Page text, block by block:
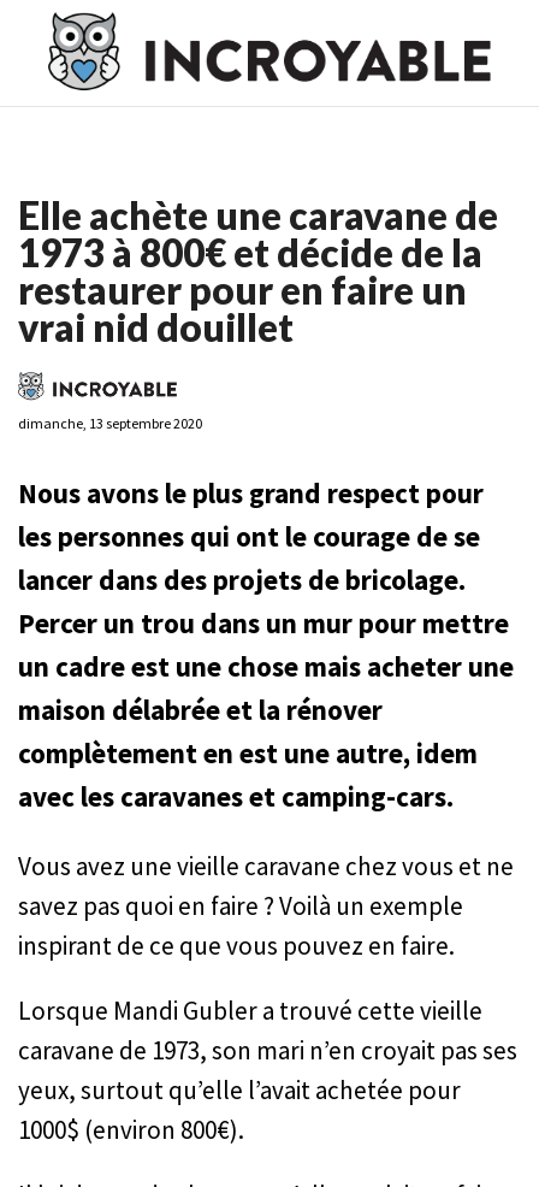
Casino En Ligne France
Casino En Ligne France
Ligne
Elle achète une caravane de
1973 à 800€ et décide de la
restaurer pour en faire un
vrai nid douillet
dimanche, 13 septembre 2020
Nous avons le plus grand respect pour
les personnes qui ont le courage de se
lancer dans des projets de bricolage.
Percer un trou dans un mur pour mettre
un cadre est une chose mais acheter une
maison délabrée et la rénover
complètement en est une autre, idem
avec les caravanes et camping-cars.
Vous avez une vieille caravane chez vous et ne
savez pas quoi en faire ? Voilà un exemple
inspirant de ce que vous pouvez en faire.
Lorsque Mandi Gubler a trouvé cette vieille
caravane de 1973, son mari n’en croyait pas ses
yeux, surtout qu’elle l’avait achetée pour
1000$ (environ 800€).